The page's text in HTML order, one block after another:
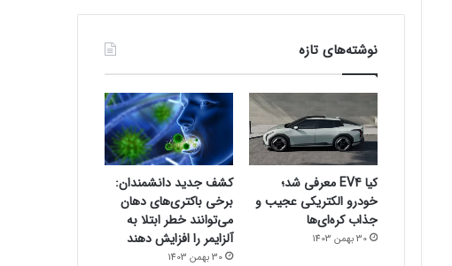
نوشته‌های تازه
کیا EV4 معرفی شد؛
خودرو الکتریکی عجیب و
جذاب کره‌ای‌ها
30 بهمن 1403
کشف جدید دانشمندان:
برخی باکتری‌های دهان
می‌توانند خطر ابتلا به
آلزایمر را افزایش دهند
30 بهمن 1403